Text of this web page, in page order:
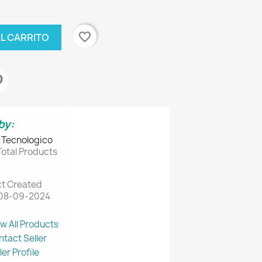
CARRITO favorite_border
Tecnologico
Products
Created
09-2024
All Products
Seller
Profile